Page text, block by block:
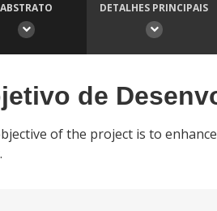
ABSTRATO DETALHES PRINCIPAIS
de
of the project is to